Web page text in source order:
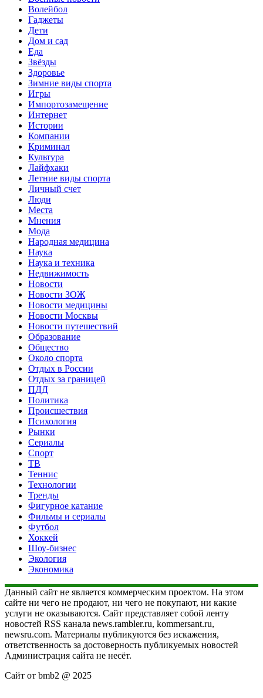
Волейбол
Гаджеты
Дети
Дом и сад
Еда
Звёзды
Здоровье
Зимние виды спорта
Игры
Импортозамещение
Интернет
Истории
Компании
Криминал
Культура
Лайфхаки
Летние виды спорта
Личный счет
Люди
Места
Мнения
Мода
Народная медицина
Наука
Наука и техника
Недвижимость
Новости
Новости ЗОЖ
Новости медицины
Новости Москвы
Новости путешествий
Образование
Общество
Около спорта
Отдых в России
Отдых за границей
ПДД
Политика
Происшествия
Психология
Рынки
Сериалы
Спорт
ТВ
Теннис
Технологии
Тренды
Фигурное катание
Фильмы и сериалы
Футбол
Хоккей
Шоу-бизнес
Экология
Экономика
Данный сайт не является коммерческим проектом. На этом
сайте ни чего не продают, ни чего не покупают, ни какие
услуги не оказываются. Сайт представляет собой ленту
новостей RSS канала news.rambler.ru, kommersant.ru,
newsru.com. Материалы публикуются без искажения,
ответственность за достоверность публикуемых новостей
Администрация сайта не несёт.
Сайт от bmb2 @ 2025